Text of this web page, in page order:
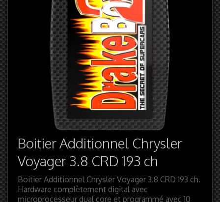
Boitier Additionnel Chrysler
Voyager 3.8 CRD 193 ch
Boitier Additionnel Chrysler Voyager 3.8 CRD 193 ch.
Hardware complètement digital avec
microprocesseur dual core et programmé avec 10